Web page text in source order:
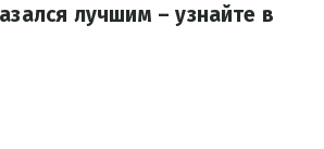
лучшим – узнайте в